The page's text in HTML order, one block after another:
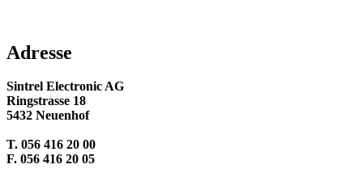
Adresse
Sintrel Electronic AG
Ringstrasse 18
5432 Neuenhof
T. 056 416 20 00
F. 056 416 20 05